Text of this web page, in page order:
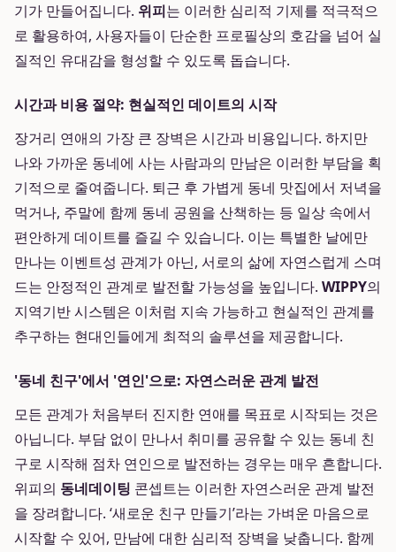
기가 만들어집니다. 위피는 이러한 심리적 기제를 적극적으
로 활용하여, 사용자들이 단순한 프로필상의 호감을 넘어 실
질적인 유대감을 형성할 수 있도록 돕습니다.
시간과 비용 절약: 현실적인 데이트의 시작
장거리 연애의 가장 큰 장벽은 시간과 비용입니다. 하지만
나와 가까운 동네에 사는 사람과의 만남은 이러한 부담을 획
기적으로 줄여줍니다. 퇴근 후 가볍게 동네 맛집에서 저녁을
먹거나, 주말에 함께 동네 공원을 산책하는 등 일상 속에서
편안하게 데이트를 즐길 수 있습니다. 이는 특별한 날에만
만나는 이벤트성 관계가 아닌, 서로의 삶에 자연스럽게 스며
드는 안정적인 관계로 발전할 가능성을 높입니다. WIPPY의
지역기반 시스템은 이처럼 지속 가능하고 현실적인 관계를
추구하는 현대인들에게 최적의 솔루션을 제공합니다.
'동네 친구'에서 '연인'으로: 자연스러운 관계 발전
모든 관계가 처음부터 진지한 연애를 목표로 시작되는 것은
아닙니다. 부담 없이 만나서 취미를 공유할 수 있는 동네 친
구로 시작해 점차 연인으로 발전하는 경우는 매우 흔합니다.
위피의 동네데이팅 콘셉트는 이러한 자연스러운 관계 발전
을 장려합니다. ‘새로운 친구 만들기’라는 가벼운 마음으로
시작할 수 있어, 만남에 대한 심리적 장벽을 낮춥니다. 함께